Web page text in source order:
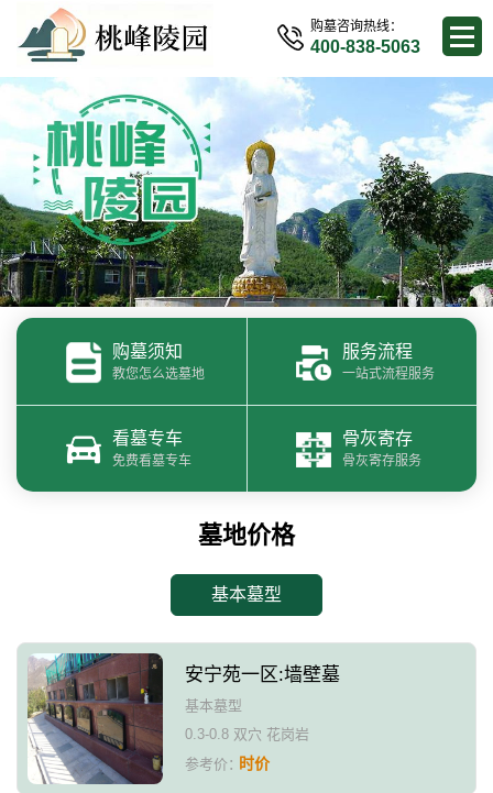
购墓咨询热线：
400-838-5063
购墓须知
教您怎么选墓地
服务流程
一站式流程服务
看墓专车
免费看墓专车
骨灰寄存
骨灰寄存服务
墓地价格
基本墓型
安宁苑一区:墙壁墓
基本墓型
0.3-0.8 双穴 花岗岩
参考价：时价